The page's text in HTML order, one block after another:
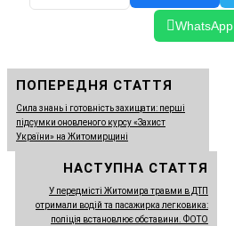
WhatsApp
ПОПЕРЕДНЯ СТАТТЯ
Сила знань і готовність захищати: перші
підсумки оновленого курсу «Захист
України» на Житомирщині
НАСТУПНА СТАТТЯ
У передмісті Житомира травми в ДТП
отримали водій та пасажирка легковика:
поліція встановлює обставини. ФОТО